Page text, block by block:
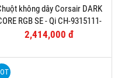
không dây Corsair DARK
RGB SE - Qi CH-9315111-
AP
2,414,000 đ